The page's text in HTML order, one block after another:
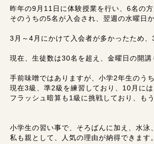
昨年の9月11日に体験授業を行い、6名の
そのうちの5名が入会され、翌週の水曜日
3月～4月にかけて入会者が多かったため
現在、生徒数は30名を超え、金曜日の開講
手前味噌ではありますが、小学2年生のう
現在3級、準2級を練習しており、10月に
フラッシュ暗算も1級に挑戦しており、も
小学生の習い事で、そろばんに加え、水
私も親として、人気の理由が納得できます。